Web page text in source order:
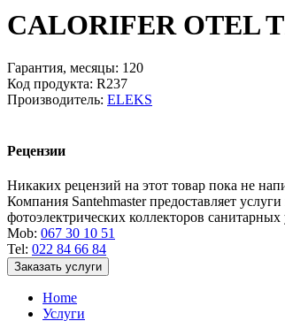
CALORIFER OTEL
Гарантия, месяцы: 120
Код продукта: R237
Производитель: ELEKS
Рецензии
Никаких рецензий на этот товар пока не
Компания Santehmaster предоставляет
фотоэлектрических коллекторов санитарных
Mob: 067 30 10 51
Tel: 022 84 66 84
Заказать услуги
Home
Услуги